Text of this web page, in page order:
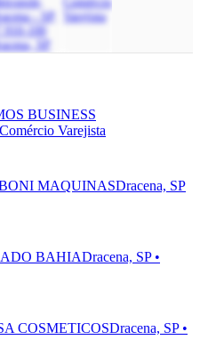
- SP,
100
SP
Varejista
BUSINESS
Varejista
MAQUINASDracena, SP
BAHIADracena, SP •
COSMETICOSDracena, SP •